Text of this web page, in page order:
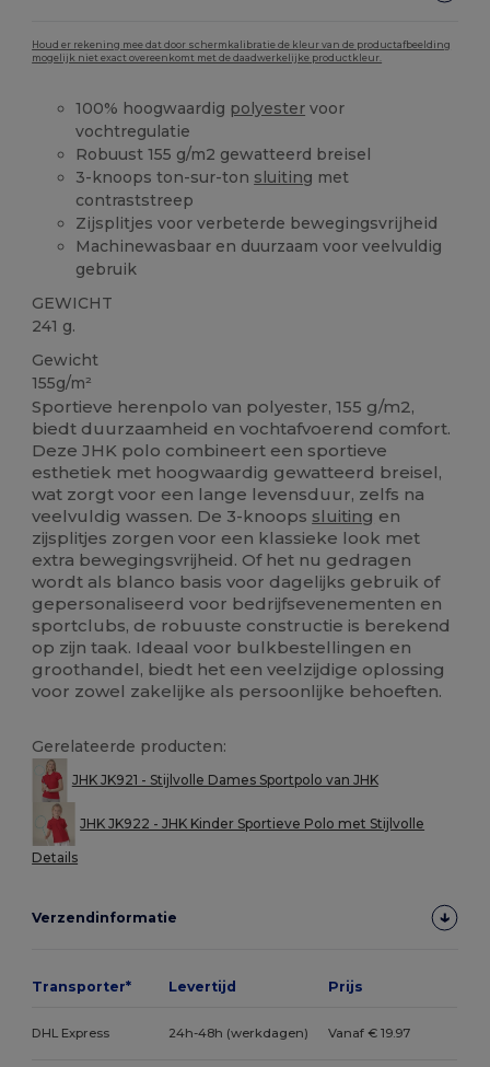
Houd er rekening mee dat door schermkalibratie de kleur van de productafbeelding
mogelijk niet exact overeenkomt met de daadwerkelijke productkleur.
100% hoogwaardig polyester voor
vochtregulatie
Robuust 155 g/m2 gewatteerd breisel
3-knoops ton-sur-ton sluiting met
contraststreep
Zijsplitjes voor verbeterde bewegingsvrijheid
Machinewasbaar en duurzaam voor veelvuldig
gebruik
GEWICHT
241 g.
Gewicht
155g/m²
Sportieve herenpolo van polyester, 155 g/m2,
biedt duurzaamheid en vochtafvoerend comfort.
Deze JHK polo combineert een sportieve
esthetiek met hoogwaardig gewatteerd breisel,
wat zorgt voor een lange levensduur, zelfs na
veelvuldig wassen. De 3-knoops sluiting en
zijsplitjes zorgen voor een klassieke look met
extra bewegingsvrijheid. Of het nu gedragen
wordt als blanco basis voor dagelijks gebruik of
gepersonaliseerd voor bedrijfsevenementen en
sportclubs, de robuuste constructie is berekend
op zijn taak. Ideaal voor bulkbestellingen en
groothandel, biedt het een veelzijdige oplossing
voor zowel zakelijke als persoonlijke behoeften.
Gerelateerde producten:
JHK JK921 - Stijlvolle Dames Sportpolo van JHK
JHK JK922 - JHK Kinder Sportieve Polo met Stijlvolle
Details
Verzendinformatie
Transporter* Levertijd Prijs
DHL Express 24h-48h (werkdagen) Vanaf € 19.97